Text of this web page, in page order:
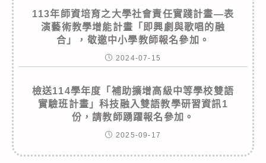
113年師資培育之大學社會責任實踐計畫—表
演藝術教學增能計畫「即興劇與歌唱的融
合」，敬邀中小學教師報名參加。
2024-07-15
檢送114學年度「補助擴增高級中等學校雙語
實驗班計畫」科技融入雙語教學研習資訊1
份，請教師踴躍報名參加。
2025-09-17